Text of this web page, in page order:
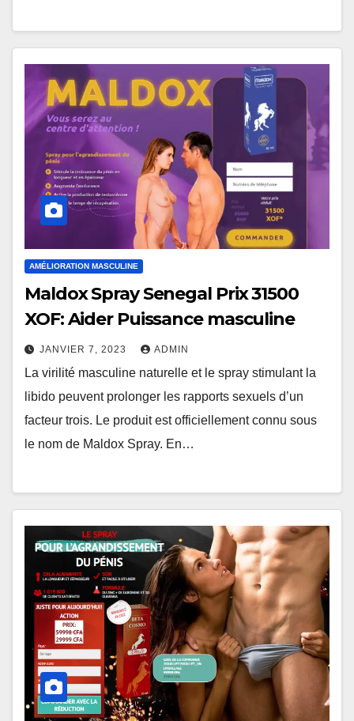
AMÉLIORATION MASCULINE
Maldox Spray Senegal Prix 31500
XOF: Aider Puissance masculine
JANVIER 7, 2023 ADMIN
La virilité masculine naturelle et le spray stimulant la
libido peuvent prolonger les rapports sexuels d’un
facteur trois. Le produit est officiellement connu sous
le nom de Maldox Spray. En…